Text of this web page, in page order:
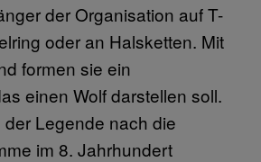
der Organisation auf T-
oder an Halsketten. Mit
formen sie ein
einen Wolf darstellen soll.
der Legende nach die
im 8. Jahrhundert